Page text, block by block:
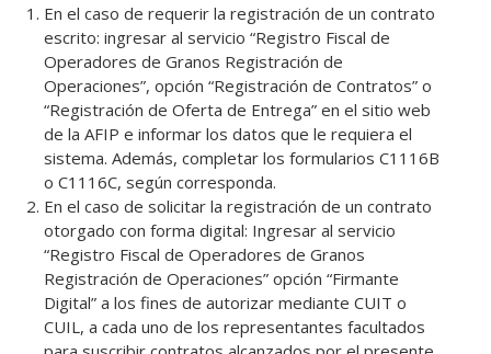
En el caso de requerir la registración de un contrato
escrito: ingresar al servicio “Registro Fiscal de
Operadores de Granos Registración de
Operaciones”, opción “Registración de Contratos” o
“Registración de Oferta de Entrega” en el sitio web
de la AFIP e informar los datos que le requiera el
sistema. Además, completar los formularios C1116B
o C1116C, según corresponda.
En el caso de solicitar la registración de un contrato
otorgado con forma digital: Ingresar al servicio
“Registro Fiscal de Operadores de Granos
Registración de Operaciones” opción “Firmante
Digital” a los fines de autorizar mediante CUIT o
CUIL, a cada uno de los representantes facultados